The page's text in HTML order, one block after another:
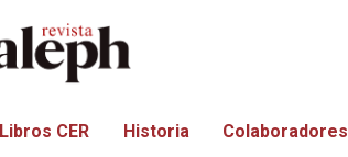
Libros CER Historia Colaboradores